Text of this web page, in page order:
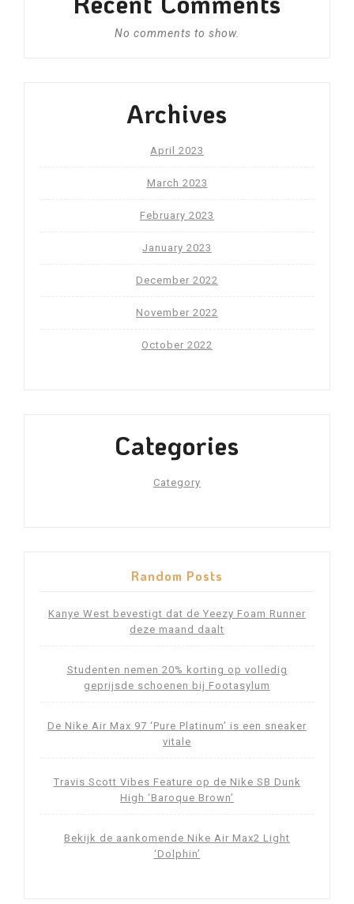
No comments to show.
Archives
April 2023
March 2023
February 2023
January 2023
December 2022
November 2022
October 2022
Categories
Category
Random Posts
Kanye West bevestigt dat de Yeezy Foam Runner
deze maand daalt
Studenten nemen 20% korting op volledig
geprijsde schoenen bij Footasylum
De Nike Air Max 97 ‘Pure Platinum’ is een sneaker
vitale
Travis Scott Vibes Feature op de Nike SB Dunk
High ‘Baroque Brown’
Bekijk de aankomende Nike Air Max2 Light
‘Dolphin’